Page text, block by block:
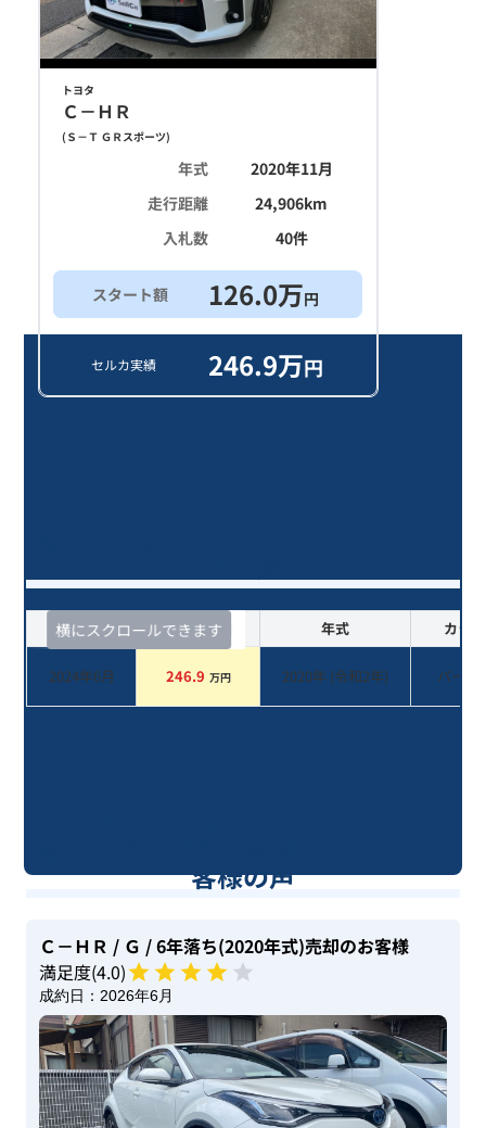
トヨタ
Ｃ－ＨＲ
( Ｓ－Ｔ ＧＲスポーツ)
年式
2020年11月
走行距離
24,906km
入札数
40件
スタート額 126.0万円
セルカ実績 246.9万円
横にスクロールできます
査定時期 セルカ実績 年式 カラー
2024年6月 246.9 万円 2020年 (令和2年) パール
客様の声
Ｃ－ＨＲ / Ｇ / 6年落ち(2020年式)売却のお客様
満足度(4.0)
成約日： 2026年6月